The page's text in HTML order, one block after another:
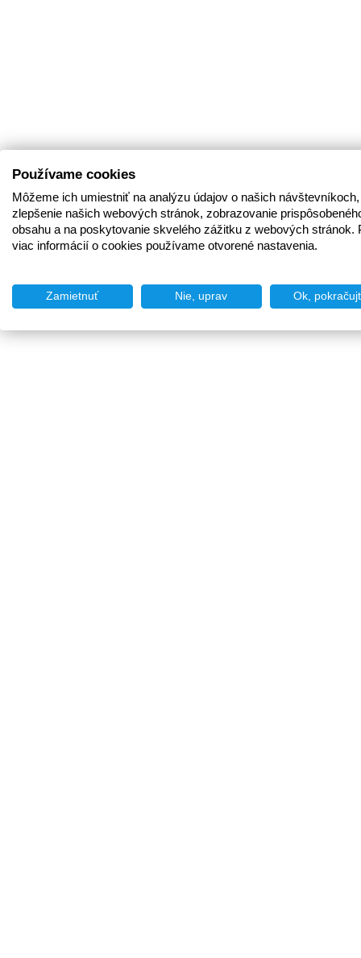
Používame cookies
Môžeme ich umiestniť na analýzu údajov o našich
zlepšenie našich webových stránok, zobrazovanie
obsahu a na poskytovanie skvelého zážitku z webových stránok.
viac informácií o cookies používame otvorené nastavenia.
Zamietnuť Nie, uprav Ok,